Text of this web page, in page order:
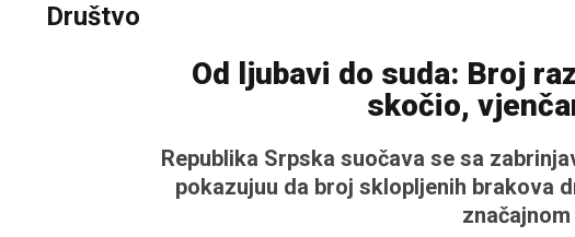
Društvo
Od ljubavi do suda: Broj
skočio,
Republika Srpska suočava se sa
pokazujuu da broj sklopljenih brakova